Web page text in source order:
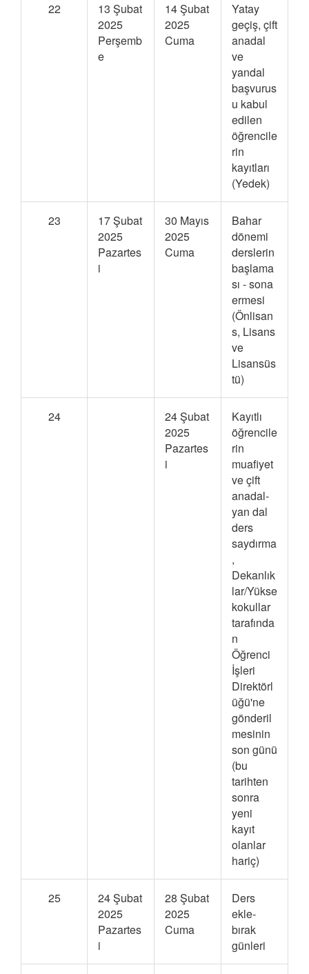
22
13 Şubat
2025
Perşemb
e
14 Şubat
2025
Cuma
Yatay
geçiş, çift
anadal
ve
yandal
başvurus
u kabul
edilen
öğrencile
rin
kayıtları
(Yedek)
23
17 Şubat
2025
Pazartes
i
30 Mayıs
2025
Cuma
Bahar
dönemi
derslerin
başlama
sı - sona
ermesi
(Önlisan
s, Lisans
ve
Lisansüs
tü)
24
24 Şubat
2025
Pazartes
i
Kayıtlı
öğrencile
rin
muafiyet
ve çift
anadal-
yan dal
ders
saydırma
,
Dekanlık
lar/Yükse
kokullar
tarafında
n
Öğrenci
İşleri
Direktörl
üğü'ne
gönderil
mesinin
son günü
(bu
tarihten
sonra
yeni
kayıt
olanlar
hariç)
25
24 Şubat
2025
Pazartes
i
28 Şubat
2025
Cuma
Ders
ekle-
bırak
günleri